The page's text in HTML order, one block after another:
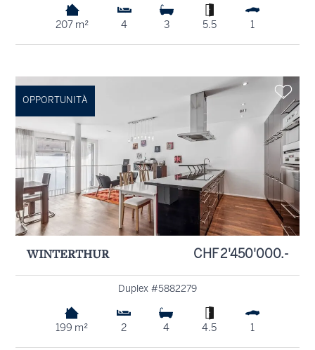
207 m² 4 3 5.5 1
OPPORTUNITÀ
WINTERTHUR CHF 2'450'000.-
Duplex #5882279
199 m² 2 4 4.5 1